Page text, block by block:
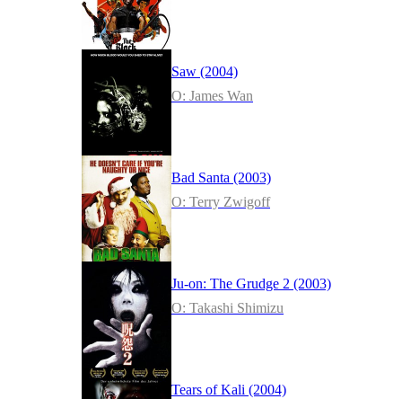
Saw (2004)
O: James Wan
Bad Santa (2003)
O: Terry Zwigoff
Ju-on: The Grudge 2 (2003)
O: Takashi Shimizu
Tears of Kali (2004)